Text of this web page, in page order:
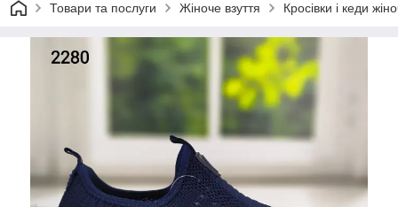
Товари та послуги Жіноче взуття Кросівки і кеди